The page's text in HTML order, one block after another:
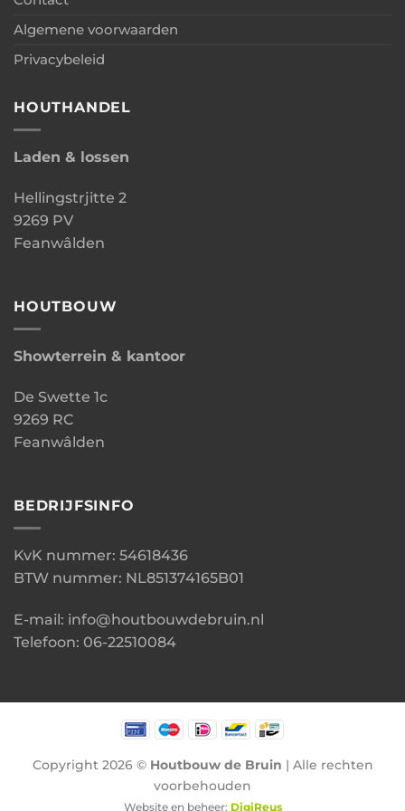
Algemene voorwaarden
Privacybeleid
HOUTHANDEL
Laden & lossen
Hellingstrjitte 2
9269 PV
Feanwâlden
HOUTBOUW
Showterrein & kantoor
De Swette 1c
9269 RC
Feanwâlden
BEDRIJFSINFO
KvK nummer: 54618436
BTW nummer: NL851374165B01
E-mail: info@houtbouwdebruin.nl
Telefoon: 06-22510084
Copyright 2026 © Houtbouw de Bruin | Alle rechten
voorbehouden
Website en beheer: DigiReus